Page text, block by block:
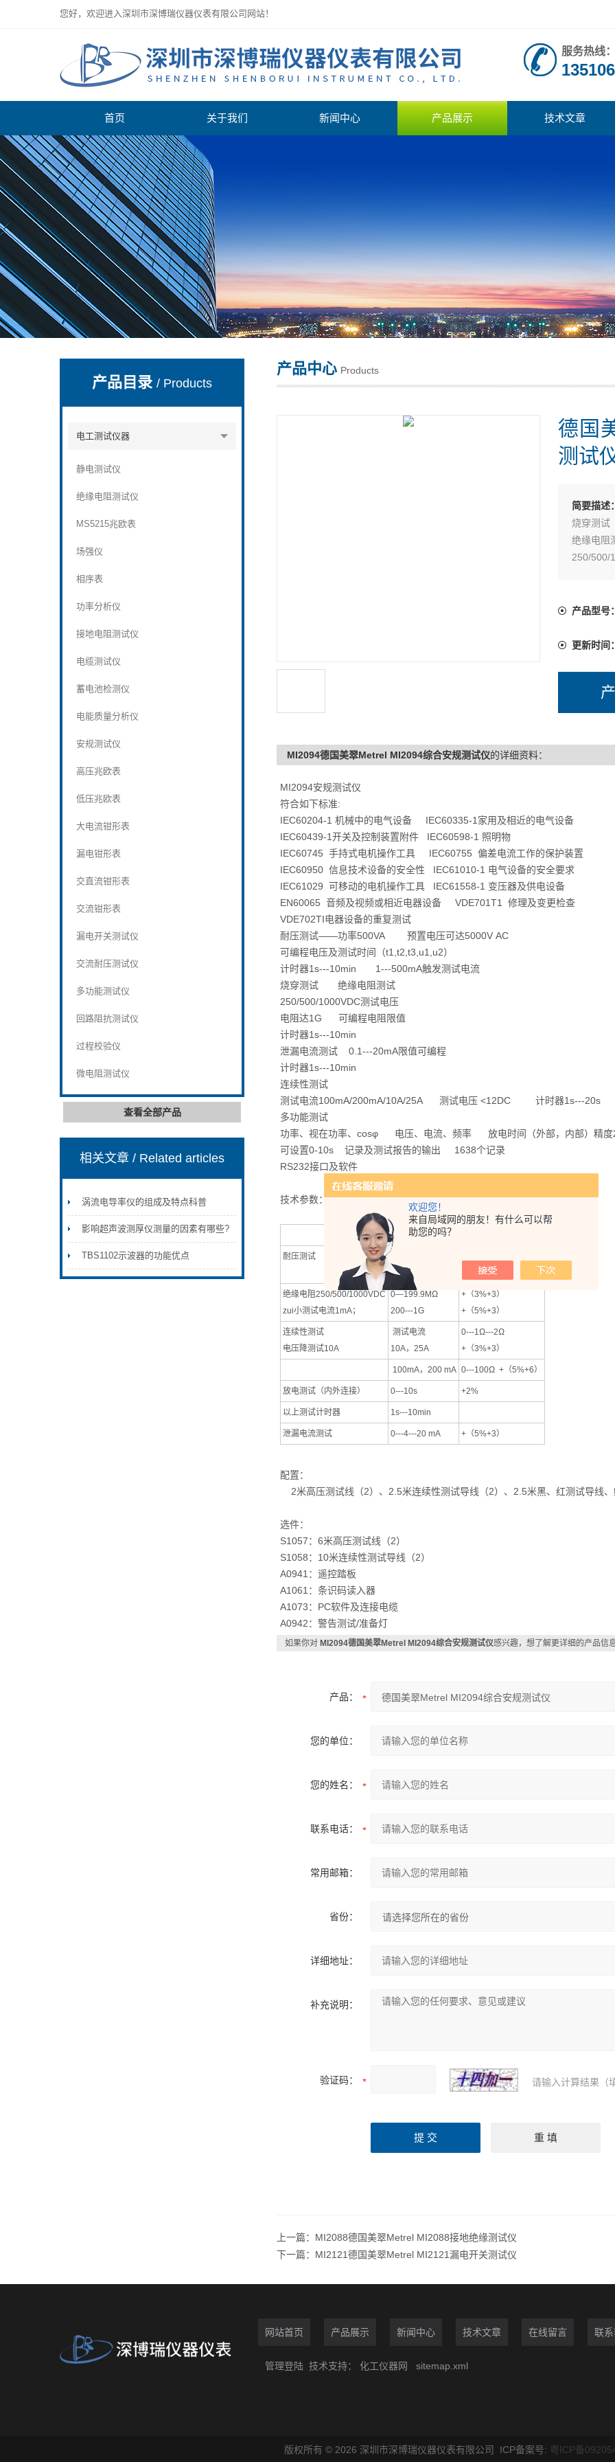
欢迎您！
来自局域网的朋友！有什么可以帮
助您的吗？
您好，欢迎进入深圳市深博瑞仪器仪表有限公司网站！
深圳市深博瑞仪器仪表有限公司
服务热线
首页 关于我们 新闻中心 产品展示 技术文章
产品目录/ Products
电工测试仪器
静电测试仪
绝缘电阻测试仪
MS5215兆欧表
场强仪
相序表
功率分析仪
接地电阻测试仪
电缆测试仪
蓄电池检测仪
电能质量分析仪
安规测试仪
高压兆欧表
低压兆欧表
大电流钳形表
漏电钳形表
交直流钳形表
交流钳形表
漏电开关测试仪
交流耐压测试仪
多功能测试仪
回路阻抗测试仪
过程校验仪
微电阻测试仪
查看全部产品
相关文章/ Related articles
涡流电导率仪的组成及特点科普
影响超声波测厚仪测量的因素有哪些?
TBS1102示波器的功能优点
产品中心 Products
德国
测试
简要描述
烧穿测试
绝缘电阻
250/500/
产品型号
更新时间
MI2094德国美翠Metrel MI2094综合安规测试仪的详细资料：
MI2094安规测试仪
符合如下标准:
IEC60204-1 机械中的电气设备 IEC60335-1家用及相近的电气设备
IEC60439-1开关及控制装置附件 IEC60598-1 照明物
IEC60745 手持式电机操作工具 IEC60755 偏差电流工作的保护装置
IEC60950 信息技术设备的安全性 IEC61010-1 电气设备的安全要求
IEC61029 可移动的电机操作工具 IEC61558-1 变压器及供电设备
EN60065 音频及视频或相近电器设备 VDE701T1 修理及变更检查
VDE702TI电器设备的重复测试
耐压测试——功率500VA 预置电压可达5000V AC
可编程电压及测试时间（t1,t2,t3,u1,u2）
计时器1s---10min 1---500mA触发测试电流
烧穿测试 绝缘电阻测试
250/500/1000VDC测试电压
电阻达1G 可编程电阻限值
计时器1s---10min
泄漏电流测试 0.1---20mA限值可编程
计时器1s---10min
连续性测试
测试电流100mA/200mA/10A/25A 测试电压 <12DC 计时器1s---20s
多功能测试
功率、视在功率、cosφ 电压、电流、频率 放电时间（外部，内部）精
可设置0-10s 记录及测试报告的输出 1638个记录
RS232接口及软件
技术参数：
范围/分辨率
耐压测试
1000---5000VAC
+（3%+5）
绝缘电阻250/500/1000VDC
zui小测试电流1mA；
0—199.9MΩ
200---1G
+（3%+3）
+（5%+3）
连续性测试
电压降测试10A
测试电流
10A，25A
0---1Ω---2Ω
+（3%+3）
100mA，200 mA 0---100Ω +（5%+6）
放电测试（内外连接） 0---10s +2%
以上测试计时器 1s---10min
泄漏电流测试 0---4---20 mA +（5%+3）
配置：
2米高压测试线（2）、2.5米连续性测试导线（2）、2.5米黑、红测试导线
选件：
S1057：6米高压测试线（2）
S1058：10米连续性测试导线（2）
A0941：遥控踏板
A1061：条识码读入器
A1073：PC软件及连接电缆
A0942：警告测试/准备灯
如果你对 MI2094德国美翠Metrel MI2094综合安规测试仪感兴趣，想了解更详细的产品信
产品：
您的单位：
您的姓名：
联系电话：
常用邮箱：
省份：
详细地址：
补充说明：
验证码： 请输入计算结果（
上一篇： MI2088德国美翠Metrel MI2088接地绝缘测试仪
下一篇： MI2121德国美翠Metrel MI2121漏电开关测试仪
网站首页 产品展示 新闻中心 技术文章 在线留言 联
管理登陆 技术支持： 化工仪器网 sitemap.xml
版权所有 © 2026 深圳市深博瑞仪器仪表有限公司 ICP备案号: 粤ICP备